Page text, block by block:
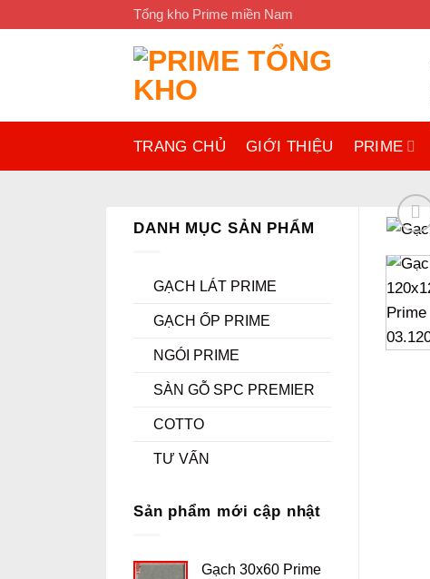
Tổng kho Prime miền Nam
TRANG CHỦ GIỚI THIỆU PRIME
DANH MỤC SẢN PHẨM
GẠCH LÁT PRIME
GẠCH ỐP PRIME
NGÓI PRIME
SÀN GỖ SPC PREMIER
COTTO
TƯ VẤN
Sản phẩm mới cập nhật
Gạch 30x60 Prime